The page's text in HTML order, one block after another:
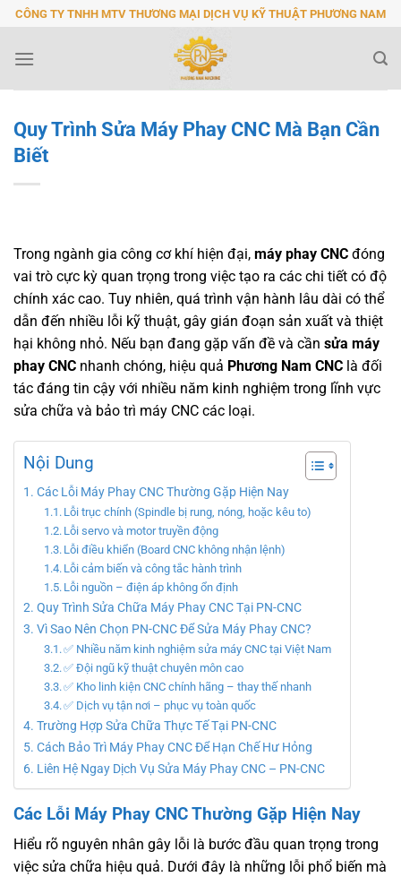
Bỏ
nội
CÔNG TY TNHH MTV THƯƠNG MẠI DỊCH VỤ KỸ THUẬT PHƯƠNG NAM
Quy Trình Sửa Máy Phay CNC Mà Bạn Cần
Biết
Trong ngành gia công cơ khí hiện đại, máy phay CNC đóng
vai trò cực kỳ quan trọng trong việc tạo ra các chi tiết có độ
chính xác cao. Tuy nhiên, quá trình vận hành lâu dài có thể
dẫn đến nhiều lỗi kỹ thuật, gây gián đoạn sản xuất và thiệt
hại không nhỏ. Nếu bạn đang gặp vấn đề và cần sửa máy
phay CNC nhanh chóng, hiệu quả Phương Nam CNC là đối
tác đáng tin cậy với nhiều năm kinh nghiệm trong lĩnh vực
sửa chữa và bảo trì máy CNC các loại.
Nội Dung
Các Lỗi Máy Phay CNC Thường Gặp Hiện Nay
Lỗi trục chính (Spindle bị rung, nóng, hoặc kêu to)
Lỗi servo và motor truyền động
Lỗi điều khiển (Board CNC không nhận lệnh)
Lỗi cảm biến và công tắc hành trình
Lỗi nguồn – điện áp không ổn định
Quy Trình Sửa Chữa Máy Phay CNC Tại PN-CNC
Vì Sao Nên Chọn PN-CNC Để Sửa Máy Phay CNC?
✅ Nhiều năm kinh nghiệm sửa máy CNC tại Việt Nam
✅ Đội ngũ kỹ thuật chuyên môn cao
✅ Kho linh kiện CNC chính hãng – thay thế nhanh
✅ Dịch vụ tận nơi – phục vụ toàn quốc
Trường Hợp Sửa Chữa Thực Tế Tại PN-CNC
Cách Bảo Trì Máy Phay CNC Để Hạn Chế Hư Hỏng
Liên Hệ Ngay Dịch Vụ Sửa Máy Phay CNC – PN-CNC
Các Lỗi Máy Phay CNC Thường Gặp Hiện Nay
Hiểu rõ nguyên nhân gây lỗi là bước đầu quan trọng trong
việc sửa chữa hiệu quả. Dưới đây là những lỗi phổ biến mà